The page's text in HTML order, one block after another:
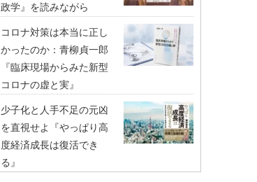
政学』を読みながら
コロナ対策は本当に正し
かったのか：青柳貞一郎
『臨床現場からみた新型
コロナの虚と実』
少子化と人手不足の元凶
を直視せよ『やっぱり高
度経済成長は復活でき
る』